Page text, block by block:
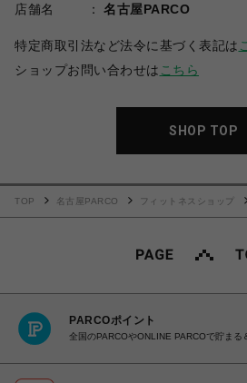
店舗名
名古屋PARCO
特定商取引法など法令に基づく表記は
ショップお問い合わせは こちら
SHOP TOP
TOP 名古屋PARCO フィットネスショップ
PARCOポイント
全国のPARCOやONLINE PARCOで貯まる